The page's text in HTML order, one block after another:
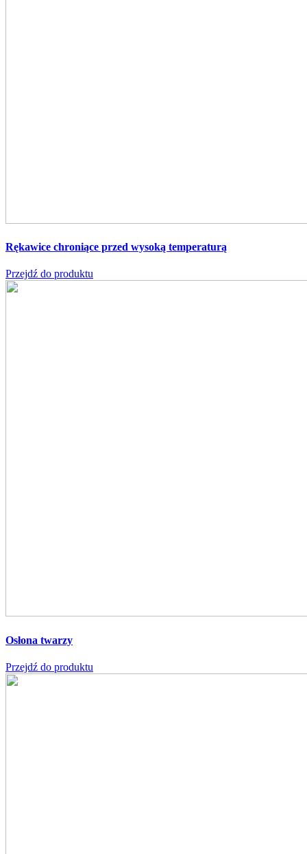
Rękawice chroniące przed wysoką temperaturą
Przejdź do produktu
Osłona twarzy
Przejdź do produktu